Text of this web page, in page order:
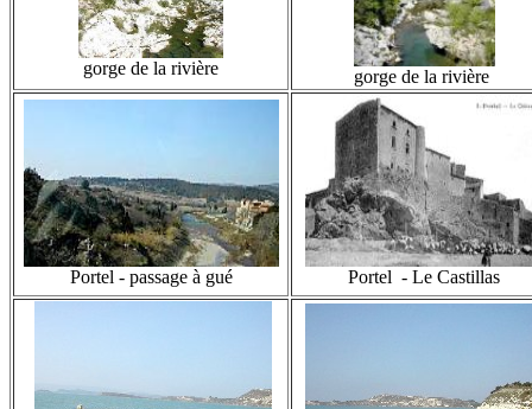
gorge de la rivière gorge de la rivière
Portel - passage à gué Portel - Le Castillas